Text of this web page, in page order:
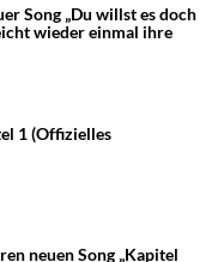
Song „Du willst es doch
wieder einmal ihre
1 (Offizielles
neuen Song „Kapitel